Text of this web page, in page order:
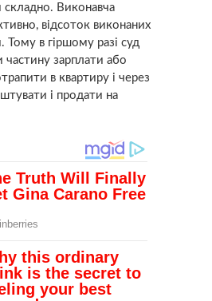
Виконавча
відсоток виконаних
Тому в гіршому разі суд
частину зарплати або
в квартиру і через
і продати на